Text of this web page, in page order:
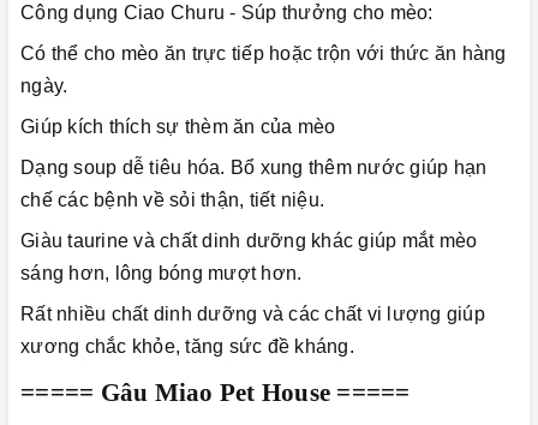
Công dụng Ciao Churu - Súp thưởng cho mèo:
Có thể cho mèo ăn trực tiếp hoặc trộn với thức ăn hàng
ngày.
Giúp kích thích sự thèm ăn của mèo
Dạng soup dễ tiêu hóa. Bổ xung thêm nước giúp hạn
chế các bệnh về sỏi thận, tiết niệu.
Giàu taurine và chất dinh dưỡng khác giúp mắt mèo
sáng hơn, lông bóng mượt hơn.
Rất nhiều chất dinh dưỡng và các chất vi lượng giúp
xương chắc khỏe, tăng sức đề kháng.
===== Gâu Miao Pet House =====